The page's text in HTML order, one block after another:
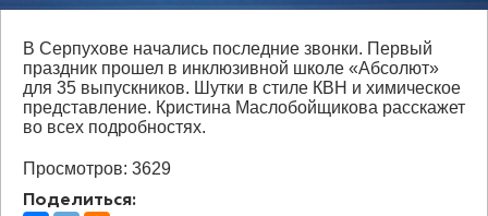
В Серпухове начались последние звонки. Первый
праздник прошел в инклюзивной школе «Абсолют»
для 35 выпускников. Шутки в стиле КВН и химическое
представление. Кристина Маслобойщикова расскажет
во всех подробностях.
Просмотров: 3629
Поделиться: